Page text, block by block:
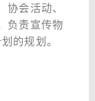
会活动、
负责宣传物
的规划。